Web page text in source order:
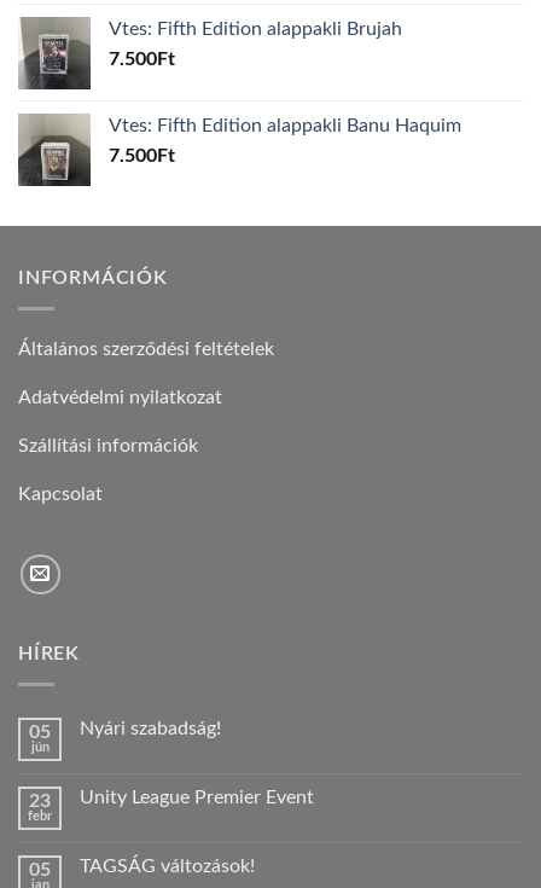
Vtes: Fifth Edition alappakli Brujah
7.500Ft
Vtes: Fifth Edition alappakli Banu Haquim
7.500Ft
INFORMÁCIÓK
Általános szerződési feltételek
Adatvédelmi nyilatkozat
Szállítási információk
Kapcsolat
HÍREK
05
jún
Nyári szabadság!
Nyári
23
febr
Unity League Premier Event
Unity
05
jan
TAGSÁG változások!